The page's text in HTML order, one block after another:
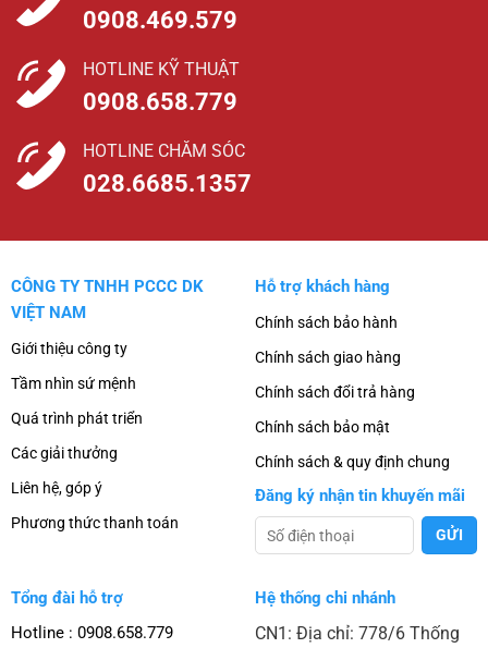
0908.469.579
HOTLINE KỸ THUẬT
0908.658.779
HOTLINE CHĂM SÓC
028.6685.1357
CÔNG TY TNHH PCCC DK
VIỆT NAM
Giới thiệu công ty
Tầm nhìn sứ mệnh
Quá trình phát triển
Các giải thưởng
Liên hệ, góp ý
Phương thức thanh toán
Hỗ trợ khách hàng
Chính sách bảo hành
Chính sách giao hàng
Chính sách đổi trả hàng
Chính sách bảo mật
Chính sách & quy định chung
Đăng ký nhận tin khuyến mãi
Tổng đài hỗ trợ
Hotline : 0908.658.779
Hệ thống chi nhánh
CN1: Địa chỉ: 778/6 Thống